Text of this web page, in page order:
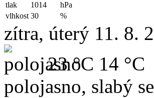
tlak
1014
hPa
vlhkost 30 %
zítra, úterý 11. 8.
23 °C 14 °C
polojasno, slabý